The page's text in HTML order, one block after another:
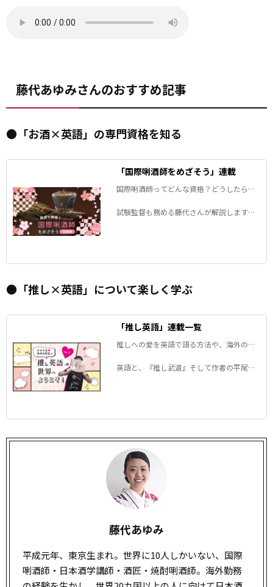
藤代あゆみさんのおすすめ記事
●「お酒×英語」の専門資格を知る
「国際唎酒師をめざそう」連載
国際唎酒師ってどんな資格？どうしたらな
アレコレ。
試験監督も務める藤代さんが解説します！
●「推し×英語」について楽しく学ぶ
「推し英語」連載一覧
推しへの愛を英語で語る方法や、海外の
る！
英語と、『推し武道』そして作者の平尾ア
藤代あゆみ
平成元年、東京生まれ。世界に10人しかいない、国際
唎酒師・日本酒学講師・酒匠・焼酎唎酒師。海外勤務